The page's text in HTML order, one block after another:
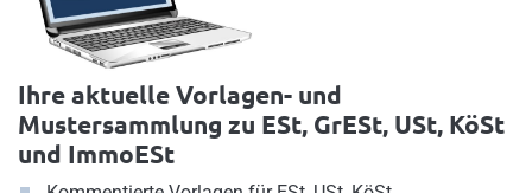
Ihre aktuelle Vorlagen- und
Mustersammlung zu ESt, GrESt, USt, KöSt
und ImmoESt